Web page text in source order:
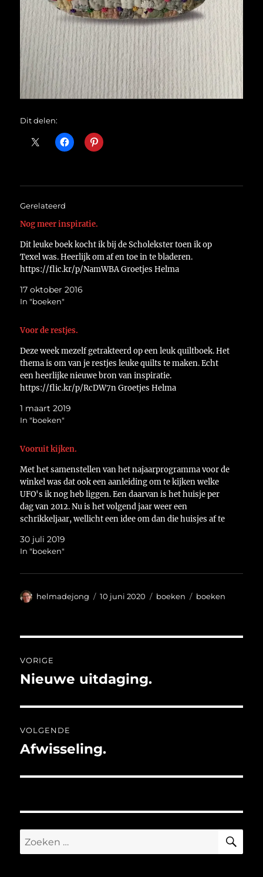
Dit delen:
Gerelateerd
Nog meer inspiratie.
Dit leuke boek kocht ik bij de Scholekster toen ik op
Texel was. Heerlijk om af en toe in te bladeren.
https://flic.kr/p/NamWBA Groetjes Helma
17 oktober 2016
In "boeken"
Voor de restjes.
Deze week mezelf getrakteerd op een leuk quiltboek. Het
thema is om van je restjes leuke quilts te maken. Echt
een heerlijke nieuwe bron van inspiratie.
https://flic.kr/p/RcDW7n Groetjes Helma
1 maart 2019
In "boeken"
Vooruit kijken.
Met het samenstellen van het najaarprogramma voor de
winkel was dat ook een aanleiding om te kijken welke
UFO's ik nog heb liggen. Een daarvan is het huisje per
dag van 2012. Nu is het volgend jaar weer een
schrikkeljaar, wellicht een idee om dan die huisjes af te
30 juli 2019
In "boeken"
Auteur
helmadejong
Geplaatst
10 juni 2020 Categorieën
boeken Tags
boeken
navigatie
VORIGE
Vorig
Nieuwe uitdaging.
VOLGENDE
Volgend
Afwisseling.
Zoeken
naar: